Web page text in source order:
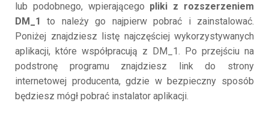
lub podobnego, wpierającego pliki z rozszerzeniem
DM_1
to należy go najpierw pobrać i zainstalować.
Poniżej znajdziesz listę najczęściej wykorzystywanych
aplikacji, które współpracują z DM_1. Po przejściu na
podstronę programu znajdziesz link do strony
internetowej producenta, gdzie w bezpieczny sposób
będziesz mógł pobrać instalator aplikacji.